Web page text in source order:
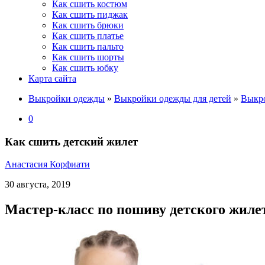
Как сшить костюм
Как сшить пиджак
Как сшить брюки
Как сшить платье
Как сшить пальто
Как сшить шорты
Как сшить юбку
Карта сайта
Выкройки одежды » Выкройки одежды для детей »
0
Как сшить детский жилет
Анастасия Корфиати
30 августа, 2019
Мастер-класс по пошиву детского